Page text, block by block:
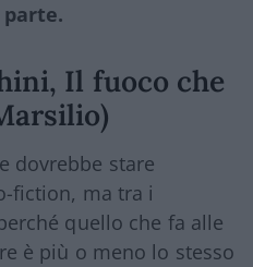
parte.
Il fuoco che
dovrebbe stare
fiction, ma tra i
quello che fa alle
è più o meno lo stesso